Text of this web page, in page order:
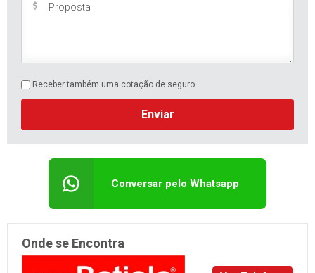
Receber também uma cotação de seguro
Enviar
Conversar pelo Whatsapp
Onde se Encontra